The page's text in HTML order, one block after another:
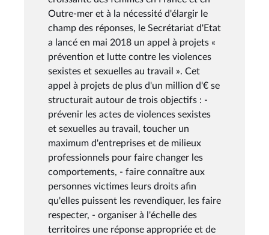
Outre-mer et à la nécessité d'élargir le
champ des réponses, le Secrétariat d'Etat
a lancé en mai 2018 un appel à projets «
prévention et lutte contre les violences
sexistes et sexuelles au travail ». Cet
appel à projets de plus d'un million d'€ se
structurait autour de trois objectifs : -
prévenir les actes de violences sexistes
et sexuelles au travail, toucher un
maximum d'entreprises et de milieux
professionnels pour faire changer les
comportements, - faire connaître aux
personnes victimes leurs droits afin
qu'elles puissent les revendiquer, les faire
respecter, - organiser à l'échelle des
territoires une réponse appropriée et de